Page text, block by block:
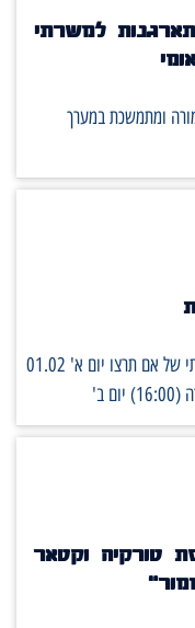
למשרתי
ומתמשכת במערך
מוזמנים להצטרף ולנטוע באירועי הנטיעות השנתי של אם תרצו יום א' 01.02
ב'
טורקיה וקטאר